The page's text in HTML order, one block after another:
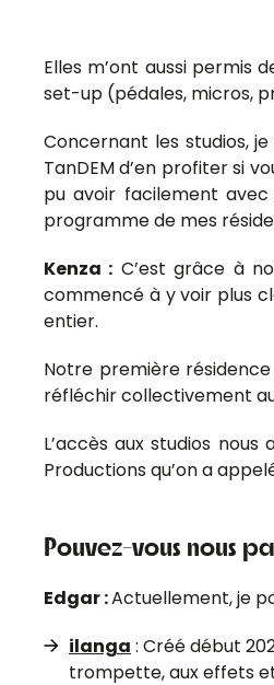
Elles m’ont aussi
set-up (pédales, micros,
Concernant les studios,
TanDEM d’en profiter si
pu avoir facilement avec
programme de mes
Kenza : C’est grâce à
commencé à y voir plus
entier.
Notre première
réfléchir collectivement
L’accès aux studios
Productions qu’on a
Pouvez-vous nous
Edgar :Actuellement, je
ilanga : Créé début
trompette, aux effets